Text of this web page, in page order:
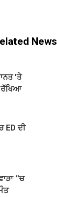
News
'ਤੇ
ED ਦੀ
''ਚ